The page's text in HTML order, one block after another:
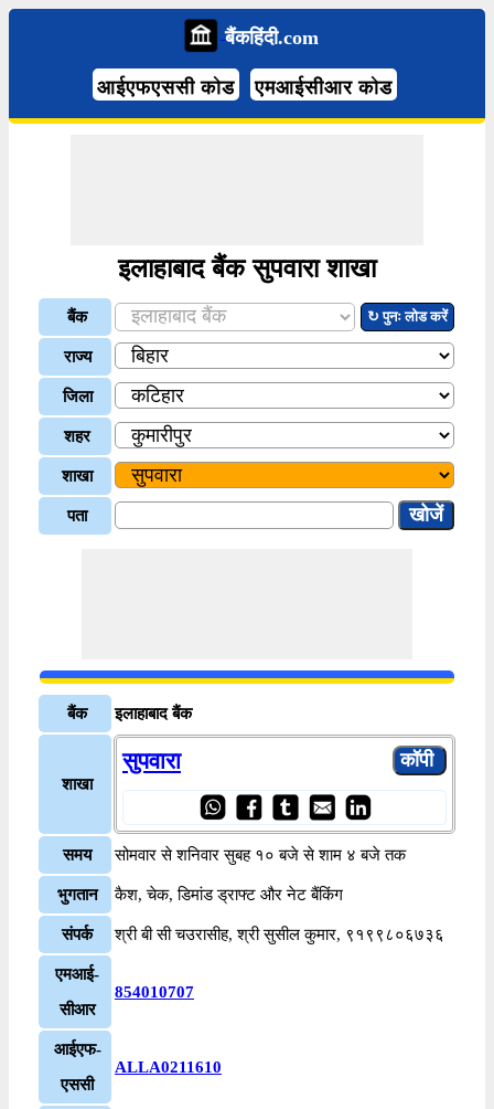
बैंकहिंदी.com
आईएफएससी कोड एमआईसीआर कोड
इलाहाबाद बैंक सुपवारा शाखा
बैंक ↻ पुनः लोड करें
राज्य
जिला
शहर
शाखा
पता
बैंक इलाहाबाद बैंक
शाखा
सुपवारा
समय सोमवार से शनिवार सुबह १० बजे से शाम ४ बजे तक
भुगतान कैश, चेक, डिमांड ड्राफ्ट और नेट बैंकिंग
संपर्क श्री बी सी चउरासीह, श्री सुसील कुमार, ९१९९८०६७३६
एमआई-
सीआर
854010707
आईएफ-
एससी
ALLA0211610